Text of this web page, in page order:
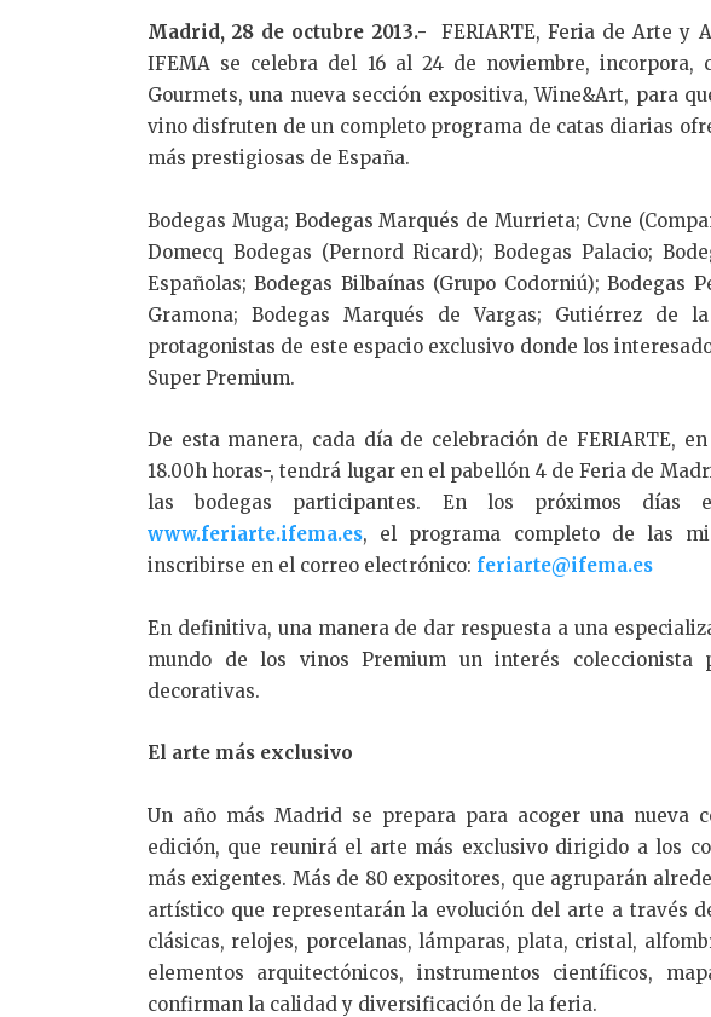
Madrid, 28 de octubre 2013.-
FERIARTE, Feria de Arte y
IFEMA se celebra del 16 al 24 de noviembre, incorpora,
Gourmets, una nueva sección expositiva, Wine&Art, para
vino disfruten de un completo programa de catas diarias
más prestigiosas de España.
Bodegas Muga; Bodegas Marqués de Murrieta; Cvne
Domecq Bodegas (Pernord Ricard); Bodegas Palacio;
Españolas; Bodegas Bilbaínas (Grupo Codorniú); Bodegas
Gramona; Bodegas Marqués de Vargas; Gutiérrez de
protagonistas de este espacio exclusivo donde los
Super Premium.
De esta manera, cada día de celebración de FERIARTE,
18.00h horas-, tendrá lugar en el pabellón 4 de Feria de
las bodegas participantes. En los próximos días
www.feriarte.ifema.es, el programa completo de las
inscribirse en el correo electrónico: feriarte@ifema.es
En definitiva, una manera de dar respuesta a una
mundo de los vinos Premium un interés
decorativas.
El arte más exclusivo
Un año más Madrid se prepara para acoger una nueva
edición, que reunirá el arte más exclusivo dirigido a los
más exigentes. Más de 80 expositores, que agruparán
artístico que representarán la evolución del arte a través
clásicas, relojes, porcelanas, lámparas, plata, cristal,
elementos arquitectónicos, instrumentos científicos,
confirman la calidad y diversificación de la feria.